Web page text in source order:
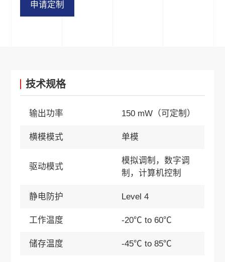
申请定制
技术规格
输出功率 150 mW（可定制）
横模模式 单模
驱动模式
模拟调制，数字调
制，计算机控制
静电防护 Level 4
工作温度 -20℃ to 60℃
储存温度 -45℃ to 85℃